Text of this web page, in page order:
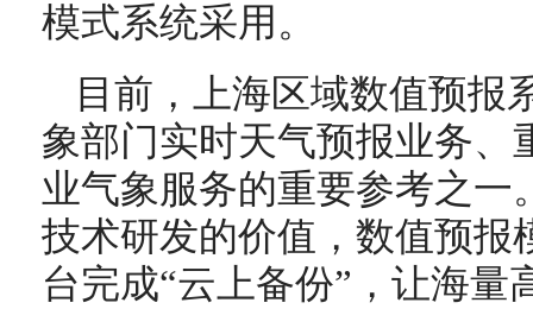
模式系统采用。
目前，上海区域数值预报
象部门实时天气预报业务、
业气象服务的重要参考之一
技术研发的价值，数值预报
台完成“云上备份”，让海量